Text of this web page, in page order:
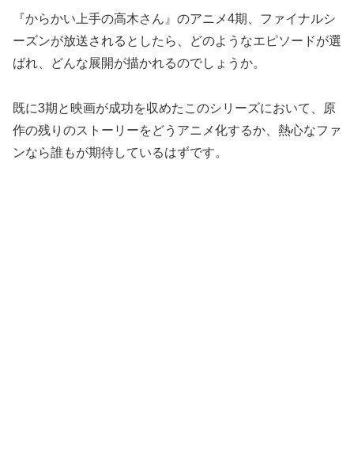
『からかい上手の高木さん』のアニメ4期、ファイナルシ
ーズンが放送されるとしたら、どのようなエピソードが選
ばれ、どんな展開が描かれるのでしょうか。
既に3期と映画が成功を収めたこのシリーズにおいて、原
作の残りのストーリーをどうアニメ化するか、熱心なファ
ンなら誰もが期待しているはずです。